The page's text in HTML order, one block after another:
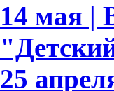
14 мая |
25